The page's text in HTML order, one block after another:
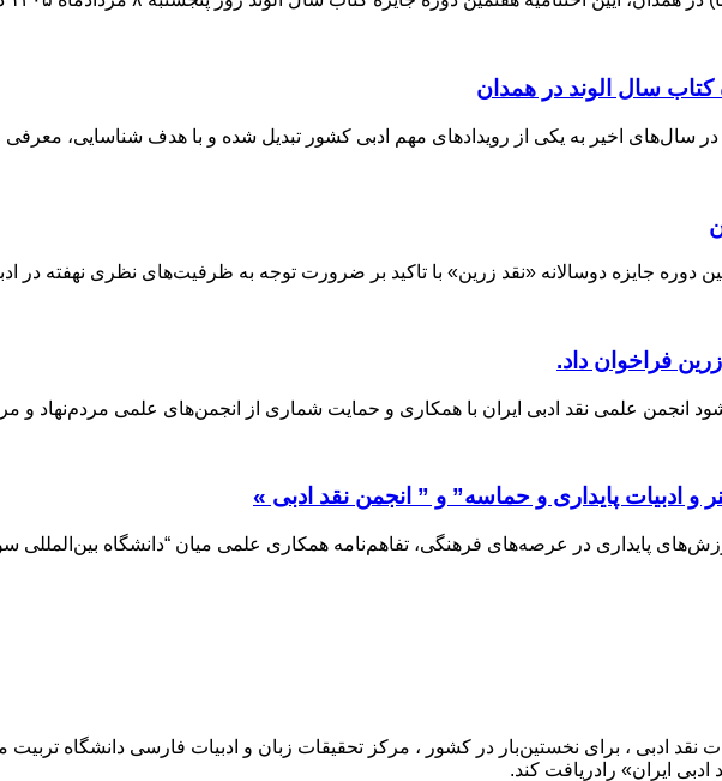
سال الوند در همدان
در سال‌های اخیر به یکی از رویدادهای مهم ادبی کشور تبدیل شده و با هدف شناسایی، معرفی
دوره جایزه دوسالانه «نقد زرین» با تاکید بر ضرورت توجه به ظرفیت‌های نظری نهفته در
فراخوان داد.
انجمن علمی نقد ادبی ایران با همکاری و حمایت شماری از انجمن‏‌های علمی مردم‌‏نهاد و
و ادبیات پایداری و حماسه” و ” انجمن نقد ادبی »
پایداری در عرصه‌های فرهنگی، تفاهم‌نامه همکاری علمی میان “دانشگاه بین‌المللی
نقد ادبی ، برای نخستین‌بار در كشور ، مركز تحقیقات زبان و ادبیات فارسی دانشگاه
ایران» رادریافت كند.